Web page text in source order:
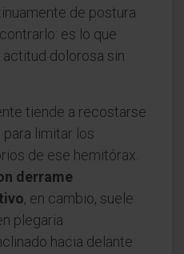
de postura
es lo que
dolorosa sin
tiende a recostarse
limitar los
de ese hemitórax.
derrame
, en cambio, suele
plegaria
hacia delante